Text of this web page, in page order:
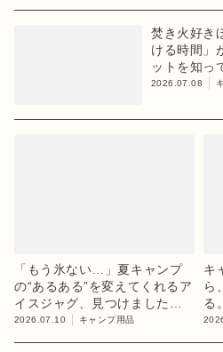
焚き火好き
ける時間」
ットを知っ
2026.07.08
「もう氷ない…」夏キャンプ
の“あるある”を変えてくれるア
イスジャグ、見つけました
【目利きのキャンプギア】
2026.07.10 キャンプ用品
キ
ら
る
ア